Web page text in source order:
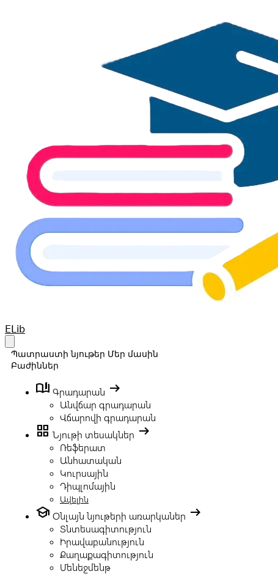
Your Company
ELib
Պատրաստի նյութեր Մեր մասին
Բաժիններ
book_ribbon Գրադարան arrow_right_alt
Անվճար գրադարան
Վճարովի գրադարան
grid_view Նյութի տեսակներ arrow_right_alt
Ռեֆերատ
Անհատական
Կուրսային
Դիպլոմային
Ավելին
school Օնլայն նյութերի առարկաներ arrow_right_alt
Տնտեսագիտություն
Իրավաբանություն
Քաղաքագիտություն
Մենեջմենթ